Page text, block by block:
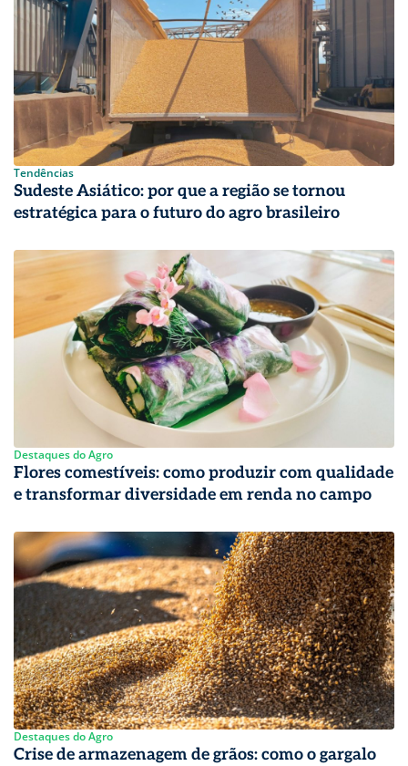
Tendências
Sudeste Asiático: por que a região se tornou
estratégica para o futuro do agro brasileiro
Destaques do Agro
Flores comestíveis: como produzir com qualidade
e transformar diversidade em renda no campo
Destaques do Agro
Crise de armazenagem de grãos: como o gargalo